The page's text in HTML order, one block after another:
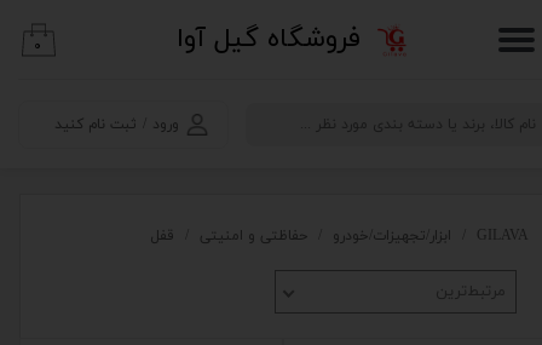
​فروشگاه گیل آوا
ورود ثبت نام کنید
حساب کاربری من
۰
GILAVA ابزار/تجهیزات/خودرو حفاظتی و امنیتی قفل
مرتبط‌ترین